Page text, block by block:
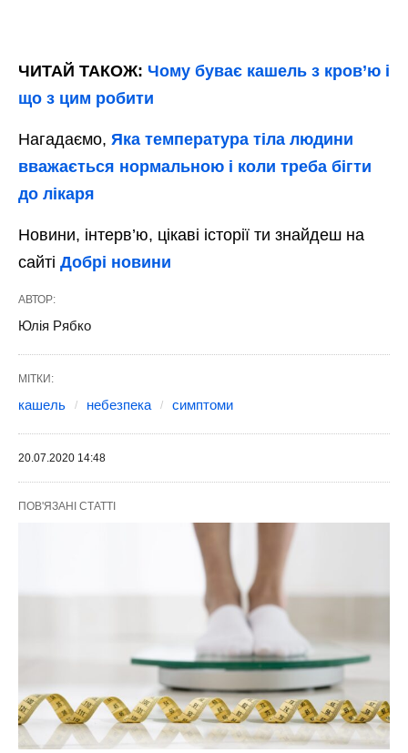
ЧИТАЙ ТАКОЖ: Чому буває кашель з кров’ю і
що з цим робити
Нагадаємо, Яка температура тіла людини
вважається нормальною і коли треба бігти
до лікаря
Новини, інтерв’ю, цікаві історії ти знайдеш на
сайті Добрі новини
АВТОР:
Юлія Рябко
МІТКИ:
кашель небезпека симптоми
20.07.2020 14:48
ПОВ'ЯЗАНІ СТАТТІ